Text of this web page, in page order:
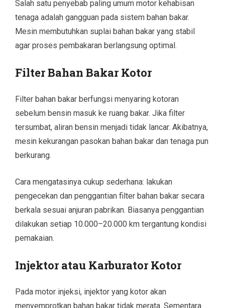
Salah satu penyebab paling umum motor kehabisan
tenaga adalah gangguan pada sistem bahan bakar.
Mesin membutuhkan suplai bahan bakar yang stabil
agar proses pembakaran berlangsung optimal.
Filter Bahan Bakar Kotor
Filter bahan bakar berfungsi menyaring kotoran
sebelum bensin masuk ke ruang bakar. Jika filter
tersumbat, aliran bensin menjadi tidak lancar. Akibatnya,
mesin kekurangan pasokan bahan bakar dan tenaga pun
berkurang.
Cara mengatasinya cukup sederhana: lakukan
pengecekan dan penggantian filter bahan bakar secara
berkala sesuai anjuran pabrikan. Biasanya penggantian
dilakukan setiap 10.000–20.000 km tergantung kondisi
pemakaian.
Injektor atau Karburator Kotor
Pada motor injeksi, injektor yang kotor akan
menyemprotkan bahan bakar tidak merata. Sementara